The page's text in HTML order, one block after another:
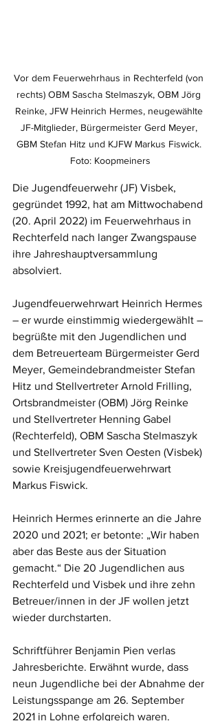
Vor dem Feuerwehrhaus in Rechterfeld (von
rechts) OBM Sascha Stelmaszyk, OBM Jörg
Reinke, JFW Heinrich Hermes, neugewählte
JF-Mitglieder, Bürgermeister Gerd Meyer,
GBM Stefan Hitz und KJFW Markus Fiswick.
Foto: Koopmeiners
Die Jugendfeuerwehr (JF) Visbek,
gegründet 1992, hat am Mittwochabend
(20. April 2022) im Feuerwehrhaus in
Rechterfeld nach langer Zwangspause
ihre Jahreshauptversammlung
absolviert.
Jugendfeuerwehrwart Heinrich Hermes
– er wurde einstimmig wiedergewählt –
begrüßte mit den Jugendlichen und
dem Betreuerteam Bürgermeister Gerd
Meyer, Gemeindebrandmeister Stefan
Hitz und Stellvertreter Arnold Frilling,
Ortsbrandmeister (OBM) Jörg Reinke
und Stellvertreter Henning Gabel
(Rechterfeld), OBM Sascha Stelmaszyk
und Stellvertreter Sven Oesten (Visbek)
sowie Kreisjugendfeuerwehrwart
Markus Fiswick.
Heinrich Hermes erinnerte an die Jahre
2020 und 2021; er betonte: „Wir haben
aber das Beste aus der Situation
gemacht.“ Die 20 Jugendlichen aus
Rechterfeld und Visbek und ihre zehn
Betreuer/innen in der JF wollen jetzt
wieder durchstarten.
Schriftführer Benjamin Pien verlas
Jahresberichte. Erwähnt wurde, dass
neun Jugendliche bei der Abnahme der
Leistungsspange am 26. September
2021 in Lohne erfolgreich waren.